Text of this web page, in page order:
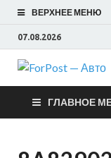
ВЕРХНЕЕ МЕНЮ
07.08.2026
ГЛАВНОЕ